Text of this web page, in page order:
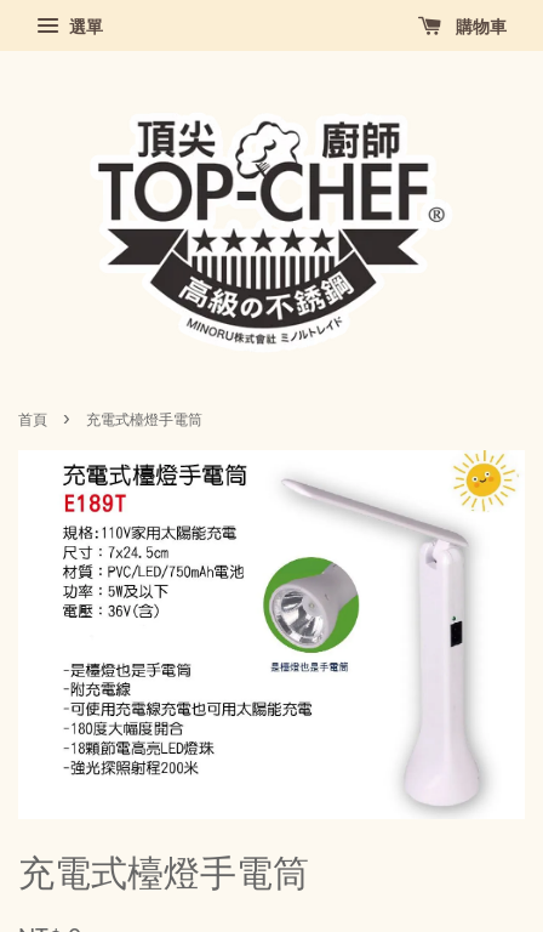
選單 購物車
首頁 › 充電式檯燈手電筒
充電式檯燈手電筒